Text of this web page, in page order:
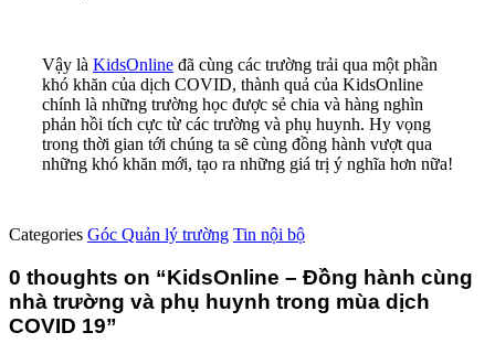
Vậy là KidsOnline đã cùng các trường trải qua một phần
khó khăn của dịch COVID, thành quả của KidsOnline
chính là những trường học được sẻ chia và hàng nghìn
phản hồi tích cực từ các trường và phụ huynh. Hy vọng
trong thời gian tới chúng ta sẽ cùng đồng hành vượt qua
những khó khăn mới, tạo ra những giá trị ý nghĩa hơn nữa!
Categories Góc Quản lý trường Tin nội bộ
0 thoughts on “KidsOnline – Đồng hành cùng
nhà trường và phụ huynh trong mùa dịch
COVID 19”